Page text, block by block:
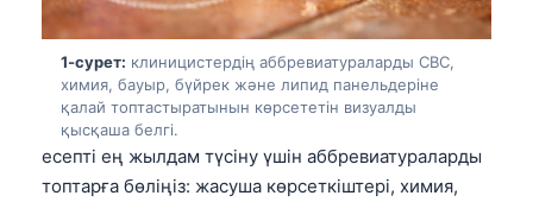
1-сурет: клиницистердің аббревиатураларды CBC,
химия, бауыр, бүйрек және липид панельдеріне
қалай топтастыратынын көрсететін визуалды
қысқаша белгі.
есепті ең жылдам түсіну үшін аббревиатураларды
топтарға бөліңіз: жасуша көрсеткіштері, химия,